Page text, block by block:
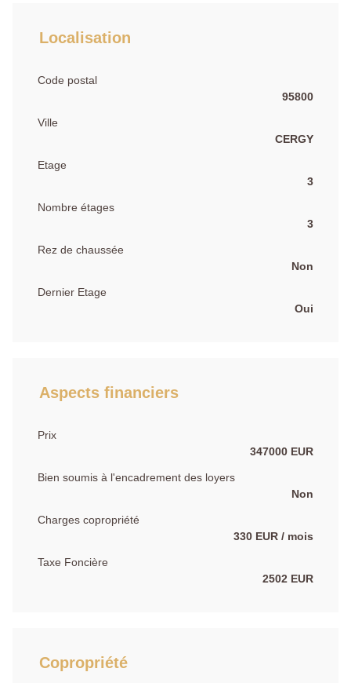
Localisation
Code postal
95800
Ville
CERGY
Etage
3
Nombre étages
3
Rez de chaussée
Non
Dernier Etage
Oui
Aspects financiers
Prix
347000 EUR
Bien soumis à l'encadrement des loyers
Non
Charges copropriété
330 EUR / mois
Taxe Foncière
2502 EUR
Copropriété